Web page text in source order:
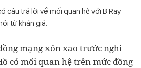
câu trả lời về mối quan hệ với B Ray
từ khán giả.
mạng xôn xao trước nghi
có mối quan hệ trên mức đồng